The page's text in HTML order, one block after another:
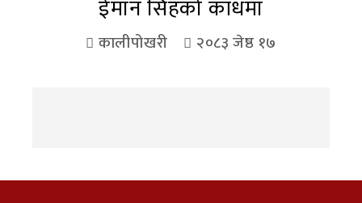
ईमान सिंहको काँधमा
कालीपोखरी २०८३ जेष्ठ १७